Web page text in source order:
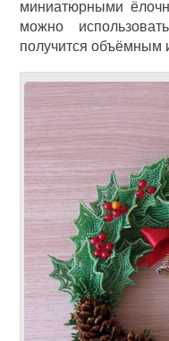
миниатюрными
можно
получится объёмным